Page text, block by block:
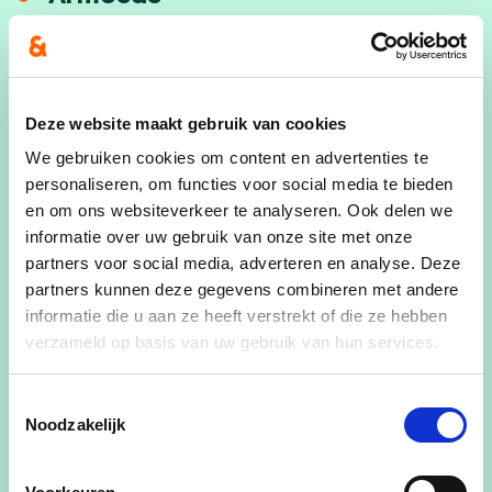
Deze website maakt gebruik van cookies
We gebruiken cookies om content en advertenties te
personaliseren, om functies voor social media te bieden
en om ons websiteverkeer te analyseren. Ook delen we
informatie over uw gebruik van onze site met onze
partners voor social media, adverteren en analyse. Deze
partners kunnen deze gegevens combineren met andere
informatie die u aan ze heeft verstrekt of die ze hebben
verzameld op basis van uw gebruik van hun services.
Noodzakelijk
Digitale (E-)inclusie
Duurzame en mondiale
ontwikkeling
Geëngageerd burgerschap:
participatie, integratie en
burgerzin
Generatie Ervaring
Jongeren